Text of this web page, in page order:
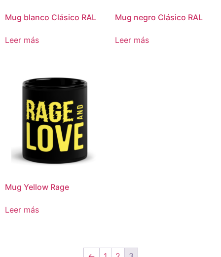
Mug blanco Clásico RAL
Leer más
Mug negro Clásico RAL
Leer más
Mug Yellow Rage
Leer más